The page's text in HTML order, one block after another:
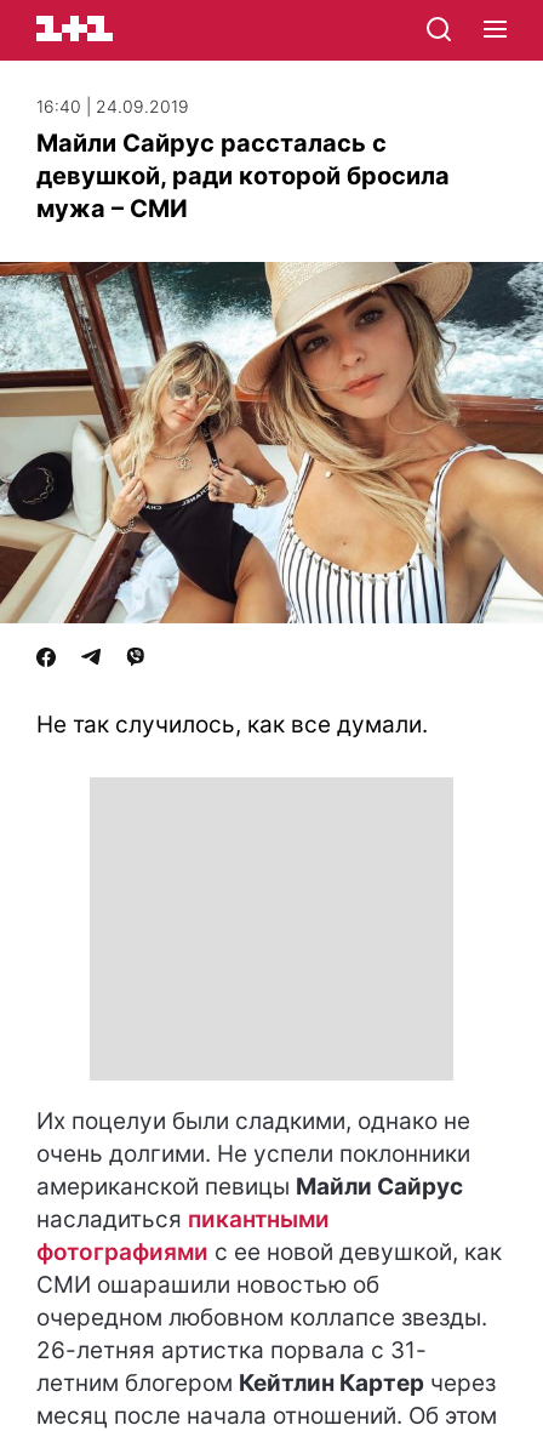
16:40 | 24.09.2019
Майли Сайрус рассталась с
девушкой, ради которой бросила
мужа – СМИ
Не так случилось, как все думали.
Их поцелуи были сладкими, однако не
очень долгими. Не успели поклонники
американской певицы Майли Сайрус
насладиться пикантными
фотографиями с ее новой девушкой, как
СМИ ошарашили новостью об
очередном любовном коллапсе звезды.
26-летняя артистка порвала с 31-
летним блогером Кейтлин Картер через
месяц после начала отношений. Об этом